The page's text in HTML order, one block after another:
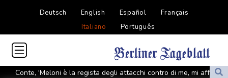
Deutsch English Español
Français
Italiano
Português
Conte, 'Meloni è la regista degli attacchi contro di me, mi affronti'